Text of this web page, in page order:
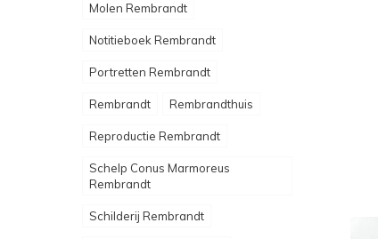
Molen Rembrandt
Notitieboek Rembrandt
Portretten Rembrandt
Rembrandt Rembrandthuis
Reproductie Rembrandt
Schelp Conus Marmoreus
Rembrandt
Schilderij Rembrandt